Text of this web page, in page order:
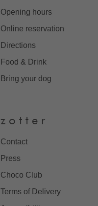
Opening hours
Online reservation
Directions
Food & Drink
Bring your dog
z o t t e r
Contact
Press
Choco Club
Terms of Delivery